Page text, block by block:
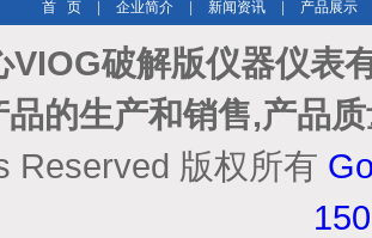
首 页 企业简介 新闻资讯 产品展示
VIOG破解版仪器仪表
的生产和销售,产品
Reserved 版权所有